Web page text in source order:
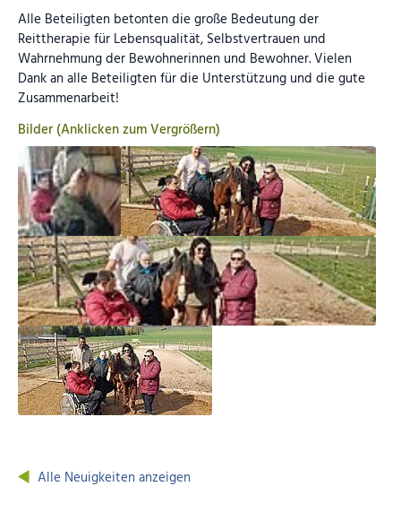
Alle Beteiligten betonten die große Bedeutung der
Reittherapie für Lebensqualität, Selbstvertrauen und
Wahrnehmung der Bewohnerinnen und Bewohner. Vielen
Dank an alle Beteiligten für die Unterstützung und die gute
Zusammenarbeit!
Bilder (Anklicken zum Vergrößern)
Alle Neuigkeiten anzeigen